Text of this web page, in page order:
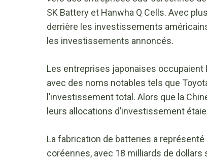
SK Battery et Hanwha Q Cells. Avec
derrière les investissements
les investissements annoncés.
Les entreprises japonaises
avec des noms notables tels que
l’investissement total. Alors que la
leurs allocations d’investissement
La fabrication de batteries a
coréennes, avec 18 milliards de